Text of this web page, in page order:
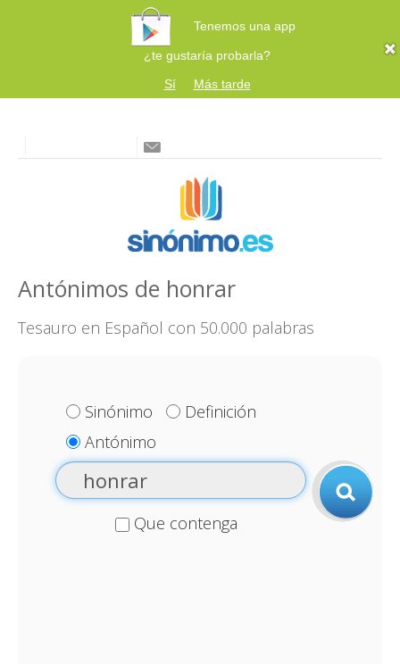
Tenemos una app
¿te gustaría probarla?
Sí
Más tarde
Antónimos de honrar
Tesauro en Español con 50.000 palabras
Sinónimo
Definición
Antónimo
Que contenga